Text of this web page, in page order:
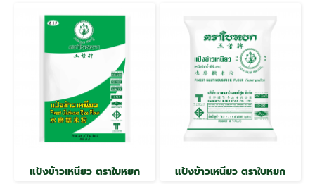
แป้งข้าวเหนียว ตราใบหยก แป้งข้าวเหนียว ตราใบหยก